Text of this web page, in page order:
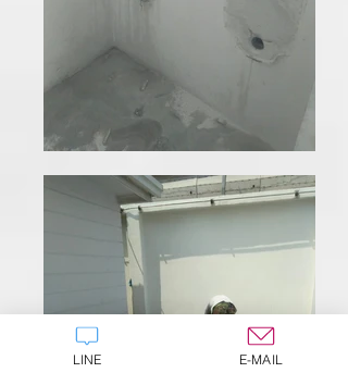
LINE E-MAIL